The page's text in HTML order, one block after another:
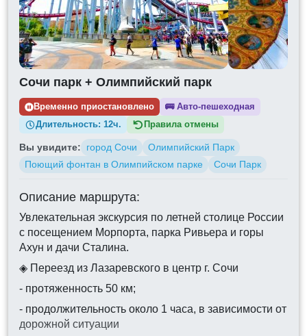
Сочи парк + Олимпийский парк
Временно приостановлено 🚌Авто-пешеходная
Длительность:12ч. Правила отмены
Вы увидите: город Сочи
Олимпийский Парк
Поющий фонтан в Олимпийском парке
Сочи Парк
Описание маршрута:
Увлекательная экскурсия по летней столице России
с посещением Морпорта, парка Ривьера и горы
Ахун и дачи Сталина.
◈ Переезд из Лазаревского в центр г. Сочи
- протяженность 50 км;
- продолжительность около 1 часа, в зависимости от
дорожной ситуации